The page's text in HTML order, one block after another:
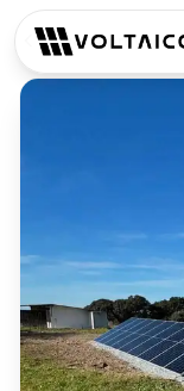
Volver a proyectos